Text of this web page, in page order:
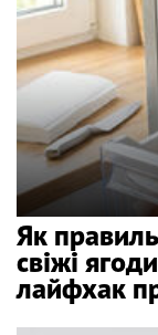
Як
свіжі
лайфхак